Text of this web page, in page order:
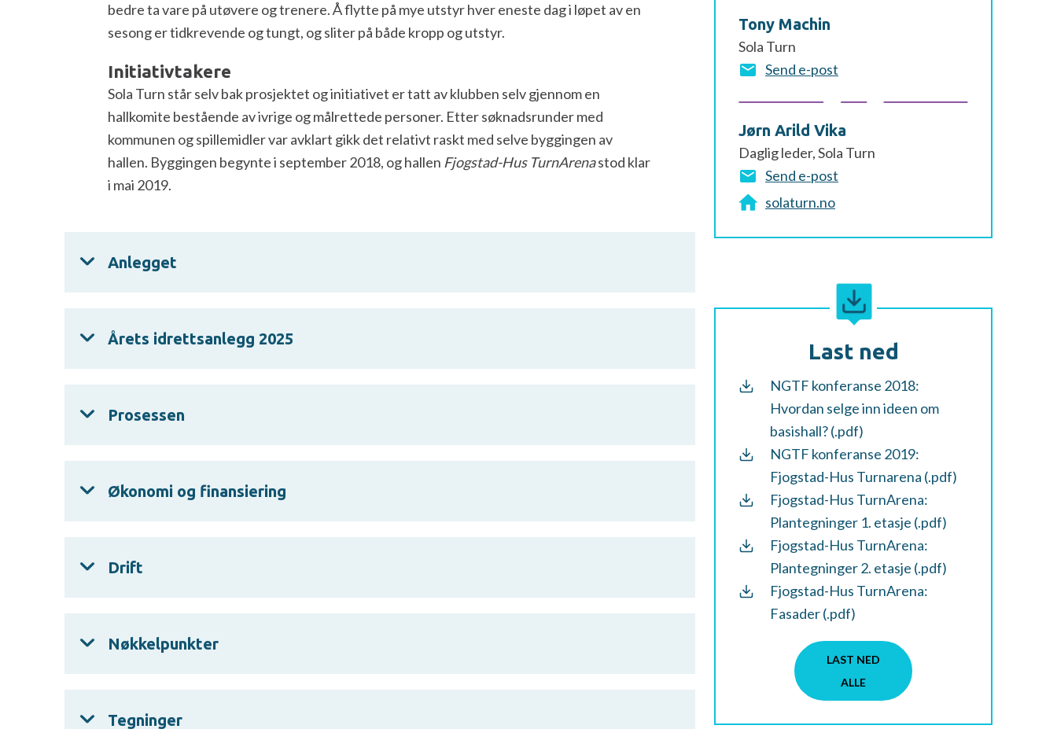
bedre ta vare på utøvere og trenere. Å flytte på mye utstyr hver eneste dag i løpet av en
sesong er tidkrevende og tungt, og sliter på både kropp og utstyr.
Initiativtakere
Sola Turn står selv bak prosjektet og initiativet er tatt av klubben selv gjennom en
hallkomite bestående av ivrige og målrettede personer. Etter søknadsrunder med
kommunen og spillemidler var avklart gikk det relativt raskt med selve byggingen av
hallen. Byggingen begynte i september 2018, og hallen Fjogstad-Hus TurnArenastod klar
i mai 2019.
Anlegget
Årets idrettsanlegg 2025
Prosessen
Økonomi og finansiering
Drift
Nøkkelpunkter
Tegninger
Tony Machin
Sola Turn
Send e-post
Jørn Arild Vika
Daglig leder, Sola Turn
Send e-post
solaturn.no
Last ned
NGTF konferanse 2018:
Hvordan selge inn ideen om
basishall? (.pdf)
NGTF konferanse 2019:
Fjogstad-Hus Turnarena (.pdf)
Fjogstad-Hus TurnArena:
Plantegninger 1. etasje (.pdf)
Fjogstad-Hus TurnArena:
Plantegninger 2. etasje (.pdf)
Fjogstad-Hus TurnArena:
Fasader (.pdf)
LAST NED
ALLE